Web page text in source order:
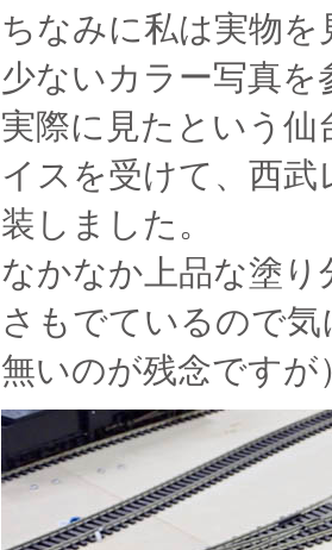
ちなみに私は実物
少ないカラー写真
実際に見たという仙
イスを受けて、西
装しました。
なかなか上品な塗
さもでているので
無いのが残念ですが